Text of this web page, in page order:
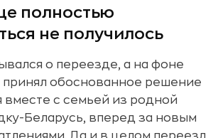
полностью
не получилось
о переезде, а на фоне
принял обоснованное решение
вместе с семьей из родной
Беларусь, вперед за новым